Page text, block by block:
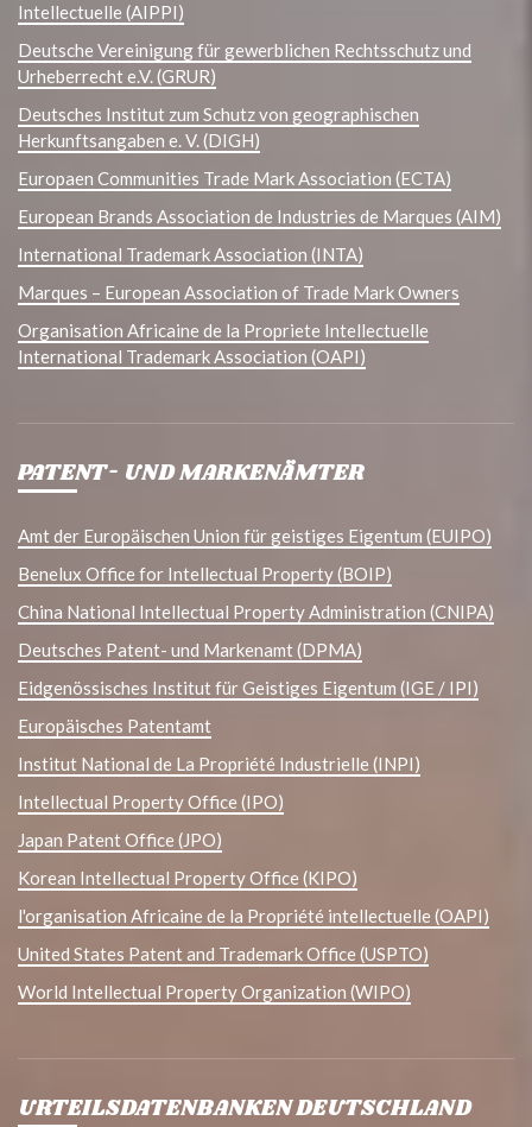
Intellectuelle (AIPPI)
Deutsche Vereinigung für gewerblichen Rechtsschutz und
Urheberrecht e.V. (GRUR)
Deutsches Institut zum Schutz von geographischen
Herkunftsangaben e. V. (DIGH)
Europaen Communities Trade Mark Association (ECTA)
European Brands Association de Industries de Marques (AIM)
International Trademark Association (INTA)
Marques – European Association of Trade Mark Owners
Organisation Africaine de la Propriete Intellectuelle
International Trademark Association (OAPI)
PATENT- UND MARKENÄMTER
Amt der Europäischen Union für geistiges Eigentum (EUIPO)
Benelux Office for Intellectual Property (BOIP)
China National Intellectual Property Administration (CNIPA)
Deutsches Patent- und Markenamt (DPMA)
Eidgenössisches Institut für Geistiges Eigentum (IGE / IPI)
Europäisches Patentamt
Institut National de La Propriété Industrielle (INPI)
Intellectual Property Office (IPO)
Japan Patent Office (JPO)
Korean Intellectual Property Office (KIPO)
l'organisation Africaine de la Propriété intellectuelle (OAPI)
United States Patent and Trademark Office (USPTO)
World Intellectual Property Organization (WIPO)
URTEILSDATENBANKEN DEUTSCHLAND